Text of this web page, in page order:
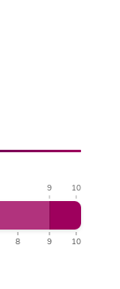
9 10
8 9 10